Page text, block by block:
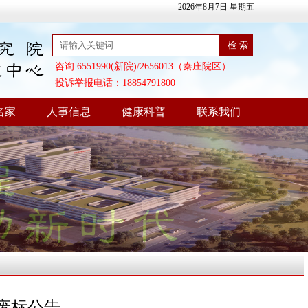
2026年8月7日 星期五
咨询:6551990(新院)/2656013（秦庄院区）
投诉举报电话：18854791800
家 人事信息 健康科普 联系我们